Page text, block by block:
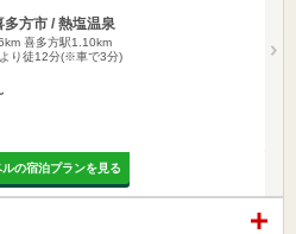
多方市 / 熱塩温泉
喜多方駅1.10km
り徒12分(※車で3分)
の宿泊プランを見る